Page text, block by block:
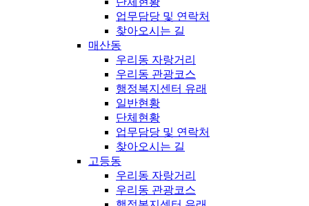
업무담당 및 연락처
찾아오시는 길
매산동
우리동 자랑거리
우리동 관광코스
행정복지센터 유래
일반현황
단체현황
업무담당 및 연락처
찾아오시는 길
고등동
우리동 자랑거리
우리동 관광코스